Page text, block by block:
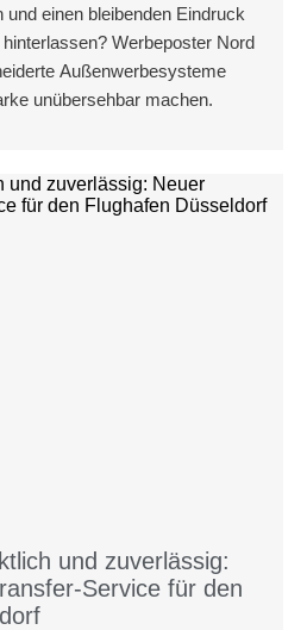
einen bleibenden Eindruck
Werbeposter Nord
Außenwerbesysteme
unübersehbar machen.
und zuverlässig:
Service für den